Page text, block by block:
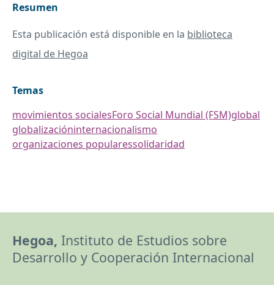
Resumen
Esta publicación está disponible en la biblioteca
digital de Hegoa
Temas
movimientos socialesForo Social Mundial (FSM)global
globalizacióninternacionalismo
organizaciones popularessolidaridad
Hegoa, Instituto de Estudios sobre
Desarrollo y Cooperación Internacional